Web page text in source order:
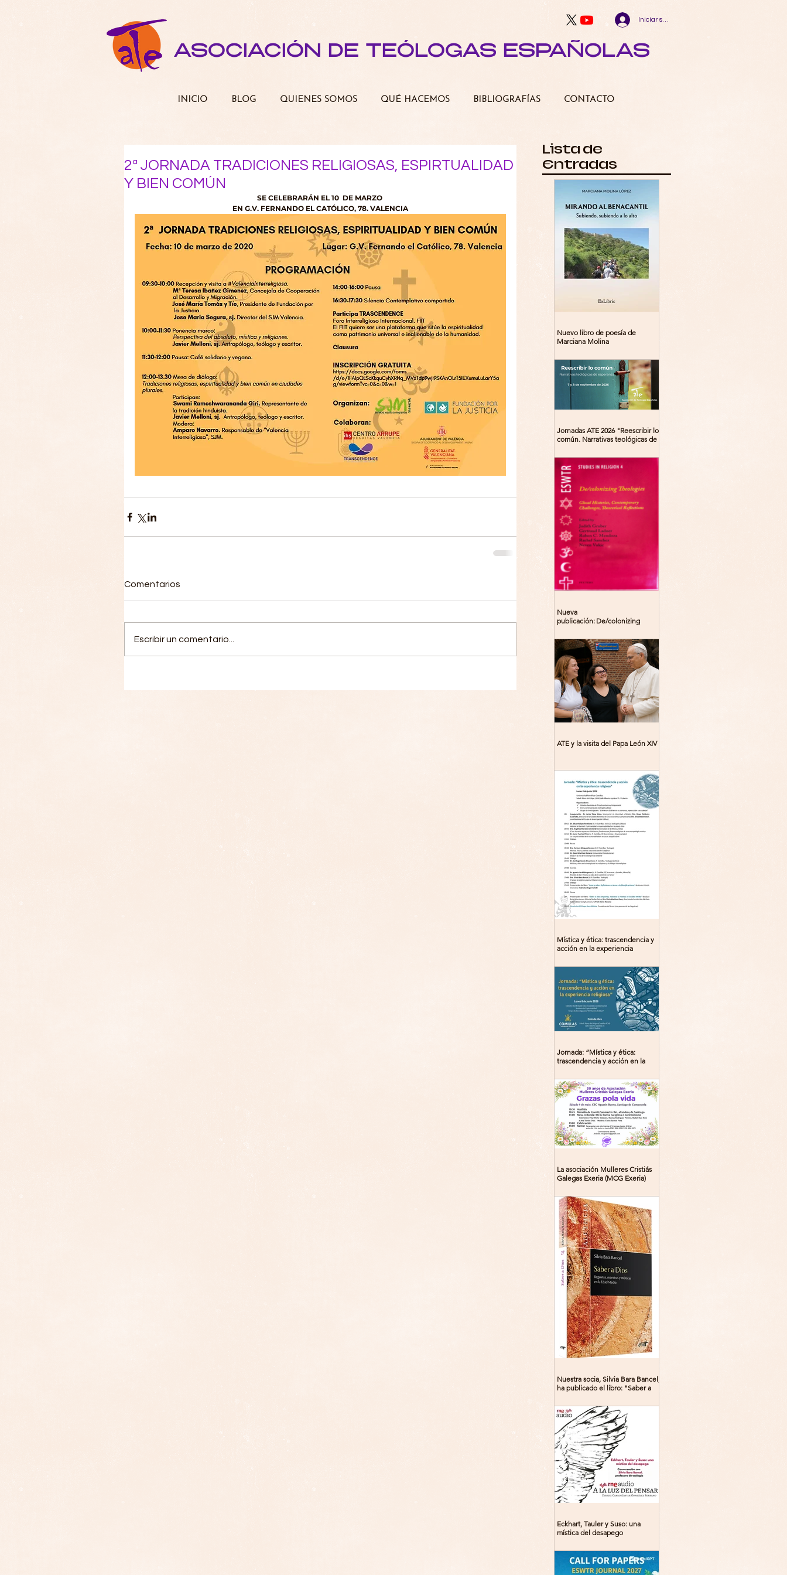
Iniciar sesión
ASOCIACIÓN DE TEÓLOGAS ESPAÑOLAS
2ª JORNADA TRADICIONES RELIGIOSAS, ESPIRTUALIDAD
Y BIEN COMÚN
SE CELEBRARÁN EL 10  DE MARZO
EN G.V. FERNANDO EL CATÓLICO, 78. VALENCIA
Comentarios
Escribir un comentario...
Nuevo libro de poesía de
Marciana Molina
Jornadas ATE 2026 "Reescribir lo
común. Narrativas teológicas de
Madrid
Nueva
publicación: De/colonizing
Contemporary Challenges,
Theoretical Reflections
ATE y la visita del Papa León XIV
Mística y ética: trascendencia y
acción en la experiencia
del libro: 8 de junio (lunes),
Comillas (Madrid) 19horas
Jornada: “Mística y ética:
trascendencia y acción en la
La asociación Mulleres Cristiás
Galegas Exeria (MCG Exeria)
Nuestra socia, Silvia Bara Bancel,
ha publicado el libro: "Saber a
místicas en la Edad Media"
Eckhart, Tauler y Suso: una
mística del desapego
Lista de
Entradas
INICIO BLOG QUIENES SOMOS QUÉ HACEMOS BIBLIOGRAFÍAS CONTACTO